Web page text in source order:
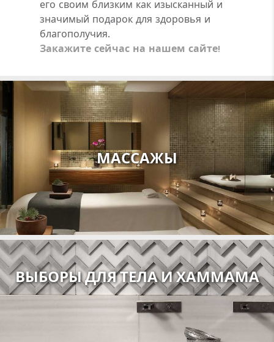
его своим близким как изысканный и
значимый подарок для здоровья и
благополучия.
Закажите сейчас на нашем сайте!
МАССАЖЫ
ВЫБОРЫ ДЛЯ ТЕЛА И ХАММАМА